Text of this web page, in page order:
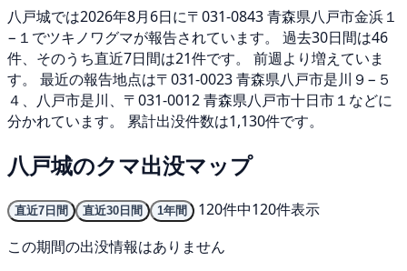
八戸城では2026年8月6日に〒031-0843 青森県八戸市金浜１
−１でツキノワグマが報告されています。 過去30日間は46
件、そのうち直近7日間は21件です。 前週より増えていま
す。 最近の報告地点は〒031-0023 青森県八戸市是川９−５
４、八戸市是川、〒031-0012 青森県八戸市十日市１などに
分かれています。 累計出没件数は1,130件です。
八戸城のクマ出没マップ
直近7日間 直近30日間 1年間
120件中120件表示
この期間の出没情報はありません